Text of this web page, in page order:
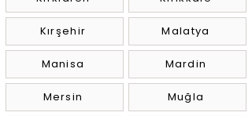
Kırşehir
Manisa
Mersin
Malatya
Mardin
Muğla